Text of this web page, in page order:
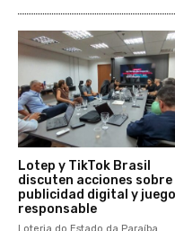
Lotep y TikTok Brasil
discuten acciones sobre
publicidad digital y juego
responsable
Loteria do Estado da Paraíba